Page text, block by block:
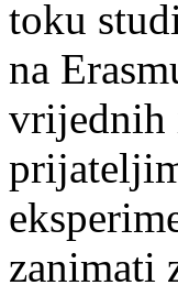
toku
na
vrijednih
zanimati